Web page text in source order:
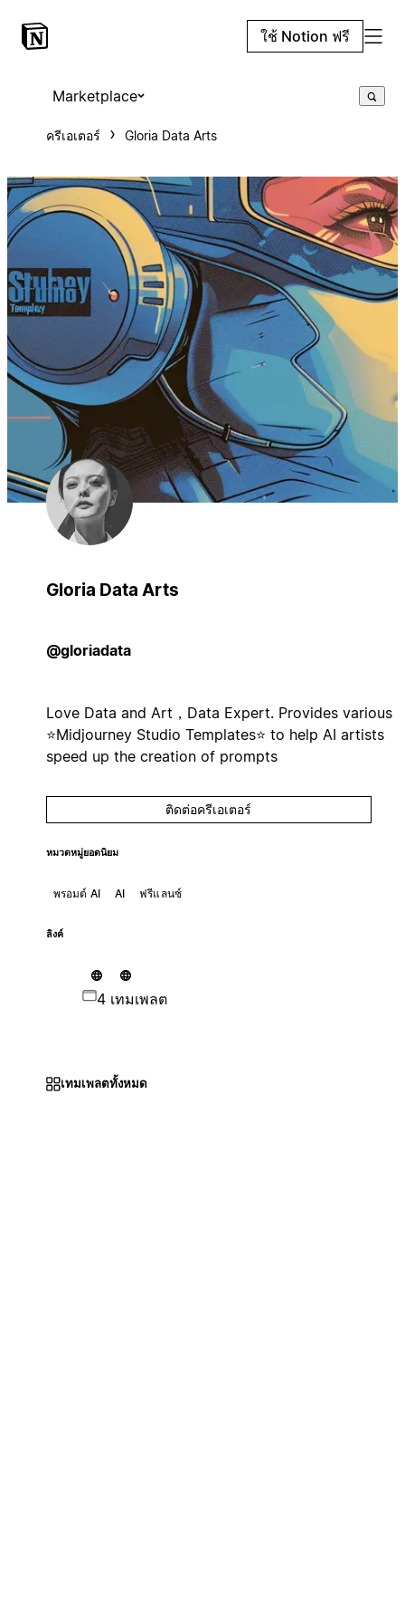
ใช้ Notion ฟรี
Marketplace
ครีเอเตอร์ Gloria Data Arts
Gloria Data Arts
@gloriadata
Love Data and Art，Data Expert. Provides various
⭐️Midjourney Studio Templates⭐️ to help AI artists
speed up the creation of prompts
ติดต่อครีเอเตอร์
หมวดหมู่ยอดนิยม
พรอมต์ AI AI ฟรีแลนซ์
ลิงค์
4 เทมเพลต
เทมเพลตทั้งหมด